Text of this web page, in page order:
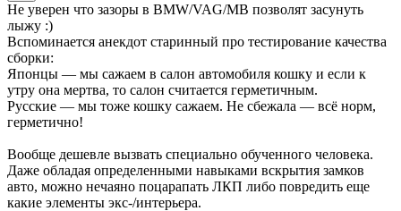
Не уверен что зазоры в BMW/VAG/MB позволят засунуть
лыжу :)
Вспоминается анекдот старинный про тестирование качества
сборки:
Японцы — мы сажаем в салон автомобиля кошку и если к
утру она мертва, то салон считается герметичным.
Русские — мы тоже кошку сажаем. Не сбежала — всё норм,
герметично!
Вообще дешевле вызвать специально обученного человека.
Даже обладая определенными навыками вскрытия замков
авто, можно нечаяно поцарапать ЛКП либо повредить еще
какие элементы экс-/интерьера.